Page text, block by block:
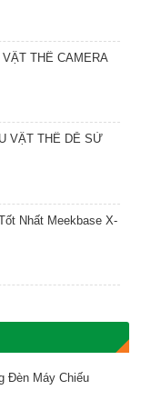
THỂ CAMERA
VẬT THỂ DỄ SỬ
Nhất Meekbase X-
Đèn Máy Chiếu